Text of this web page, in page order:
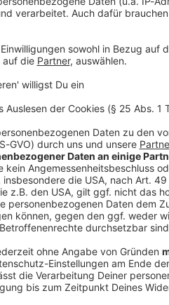
Humor. Auch ihre Comedy-
Football-Spielern gestoppt.
Lisa Feller WERBUNG Hier
„NotAufnahme“: https://
E-Mail an: hallo@podever.de
Stelle: Christoph Mahlke
und Traumatologie.
ihren Abgang machen:
bleibt der Zahn in der Faust
Hier gibt es viele Rabatte und alle Infos
https://linktr.ee/notaufnahme Ihr möchtet
eine E-Mail an: